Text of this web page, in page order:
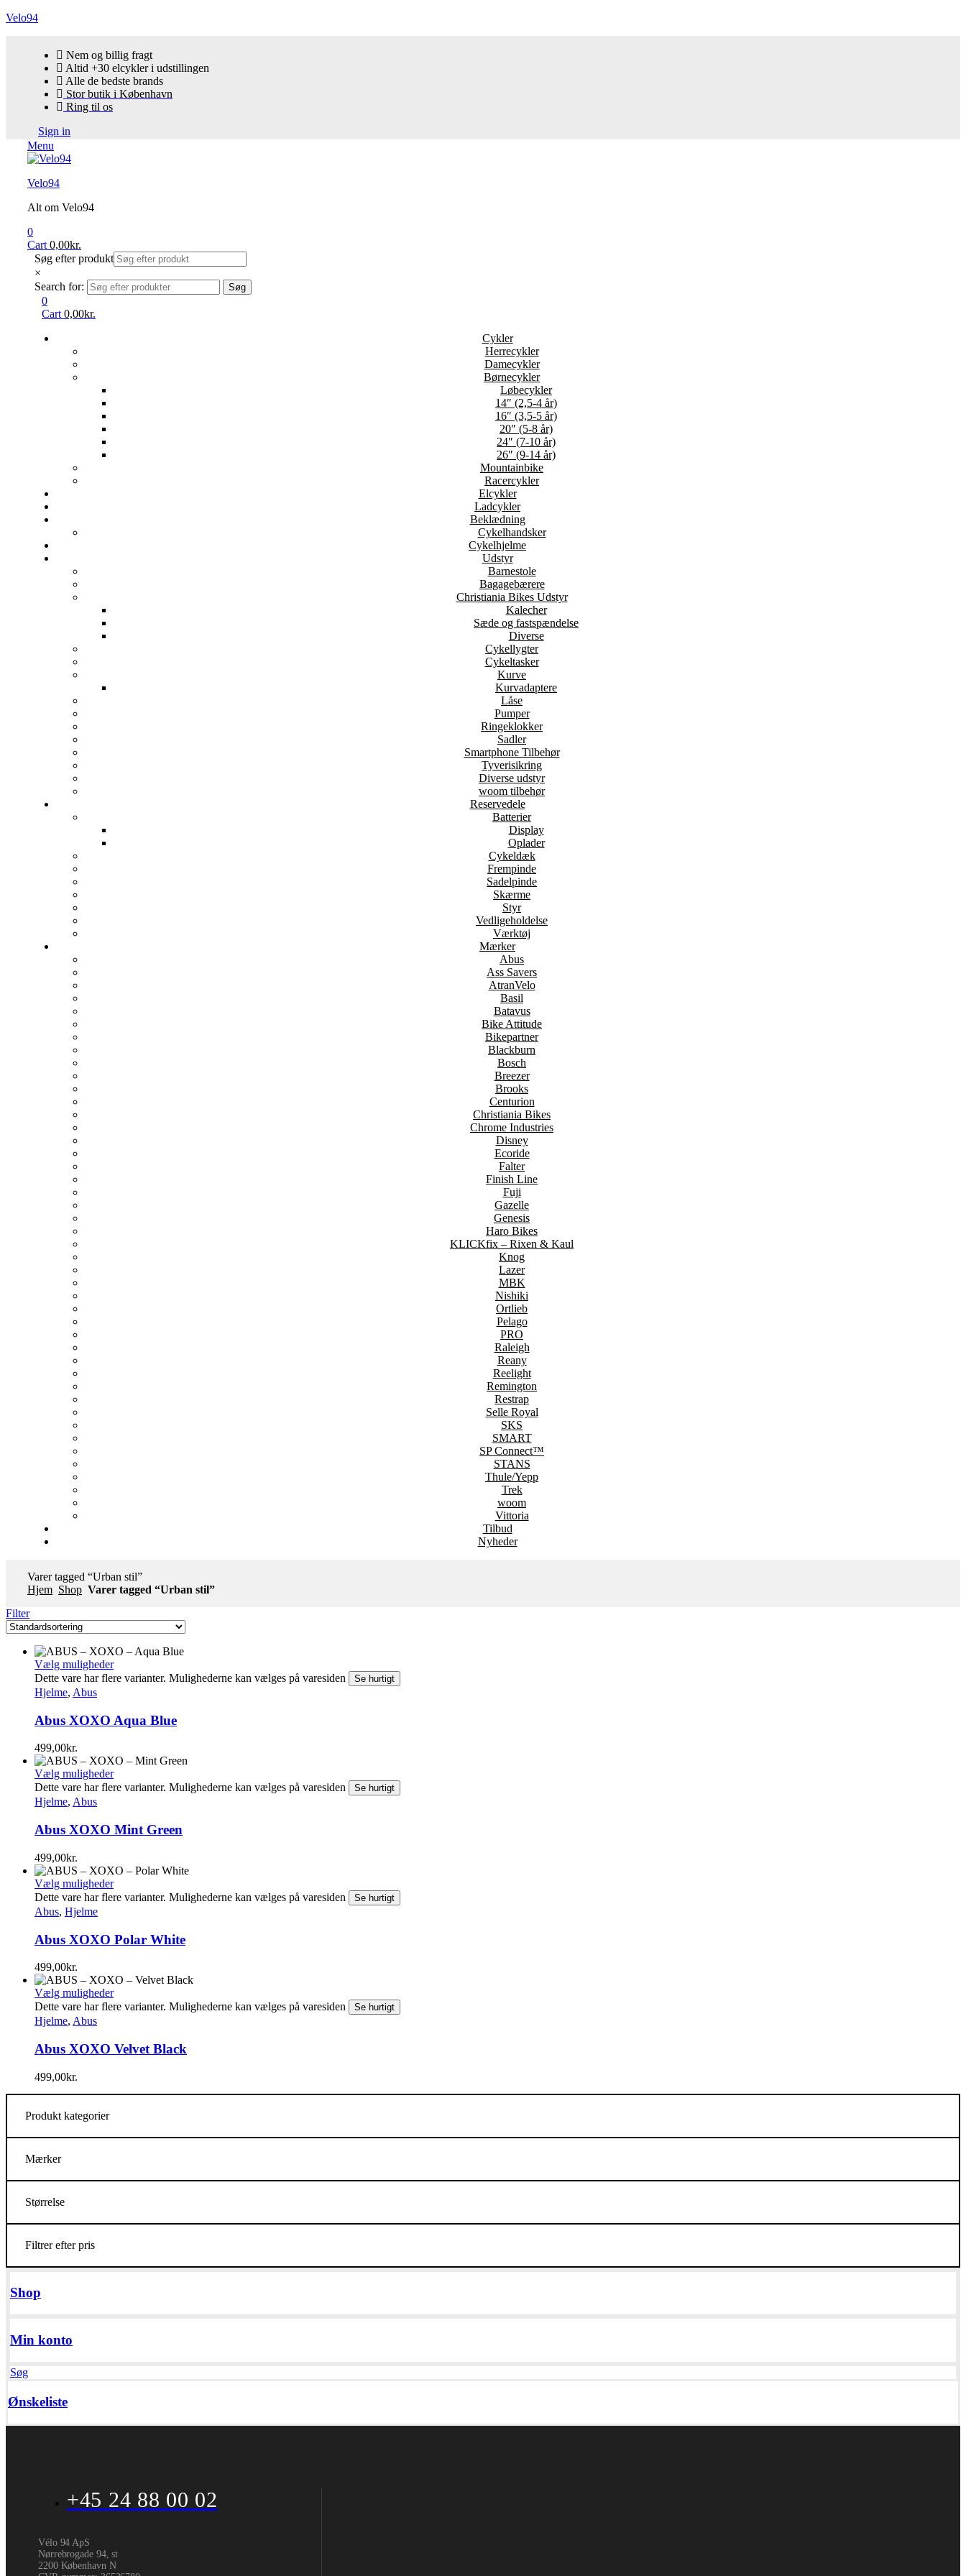
Velo94
Nem og billig fragt
Altid +30 elcykler i udstillingen
Alle de bedste brands
Stor butik i København
Ring til os
Sign in
Menu
Velo94
Alt om Velo94
0
Cart 0,00kr.
Søg efter produkt
×
Search for:
Søg
0
Cart 0,00kr.
Cykler
Herrecykler
Damecykler
Børnecykler
Løbecykler
14″ (2,5-4 år)
16″ (3,5-5 år)
20″ (5-8 år)
24″ (7-10 år)
26″ (9-14 år)
Mountainbike
Racercykler
Elcykler
Ladcykler
Beklædning
Cykelhandsker
Cykelhjelme
Udstyr
Barnestole
Bagagebærere
Christiania Bikes Udstyr
Kalecher
Sæde og fastspændelse
Diverse
Cykellygter
Cykeltasker
Kurve
Kurvadaptere
Låse
Pumper
Ringeklokker
Sadler
Smartphone Tilbehør
Tyverisikring
Diverse udstyr
woom tilbehør
Reservedele
Batterier
Display
Oplader
Cykeldæk
Frempinde
Sadelpinde
Skærme
Styr
Vedligeholdelse
Værktøj
Mærker
Abus
Ass Savers
AtranVelo
Basil
Batavus
Bike Attitude
Bikepartner
Blackburn
Bosch
Breezer
Brooks
Centurion
Christiania Bikes
Chrome Industries
Disney
Ecoride
Falter
Finish Line
Fuji
Gazelle
Genesis
Haro Bikes
KLICKfix – Rixen & Kaul
Knog
Lazer
MBK
Nishiki
Ortlieb
Pelago
PRO
Raleigh
Reany
Reelight
Remington
Restrap
Selle Royal
SKS
SMART
SP Connect™
STANS
Thule/Yepp
Trek
woom
Vittoria
Tilbud
Nyheder
Varer tagged “Urban stil”
Hjem Shop Varer tagged “Urban stil”
Filter
Vælg muligheder
Dette vare har flere varianter. Mulighederne kan vælges på varesiden
Se hurtigt
Hjelme, Abus
Abus XOXO Aqua Blue
499,00kr.
Vælg muligheder
Dette vare har flere varianter. Mulighederne kan vælges på varesiden
Se hurtigt
Hjelme, Abus
Abus XOXO Mint Green
499,00kr.
Vælg muligheder
Dette vare har flere varianter. Mulighederne kan vælges på varesiden
Se hurtigt
Abus, Hjelme
Abus XOXO Polar White
499,00kr.
Vælg muligheder
Dette vare har flere varianter. Mulighederne kan vælges på varesiden
Se hurtigt
Hjelme, Abus
Abus XOXO Velvet Black
499,00kr.
Produkt kategorier
Mærker
Størrelse
Filtrer efter pris
Shop
Min konto
Søg
Ønskeliste
+45 24 88 00 02
Vélo 94 ApS
Nørrebrogade 94, st
2200 København N